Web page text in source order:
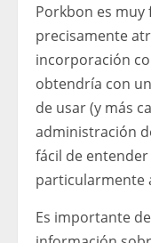
Porkbon es muy
precisamente
incorporación
obtendría con
de usar (y más
administración
fácil de
particularmente
Es importante